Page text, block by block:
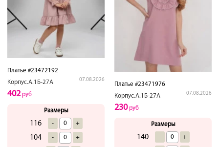
Платье #23472192
Корпус.А.1Б-27А
07.08.2026
402руб
Размеры
116 - +
104 - +
Платье #23471976
Корпус.А.1Б-27А
07.08.2026
230руб
Размеры
140 - +